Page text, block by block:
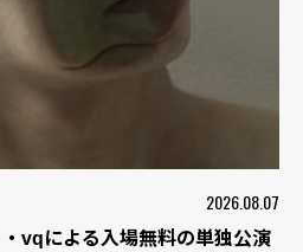
2026.08.07
vqによる入場無料の単独公演